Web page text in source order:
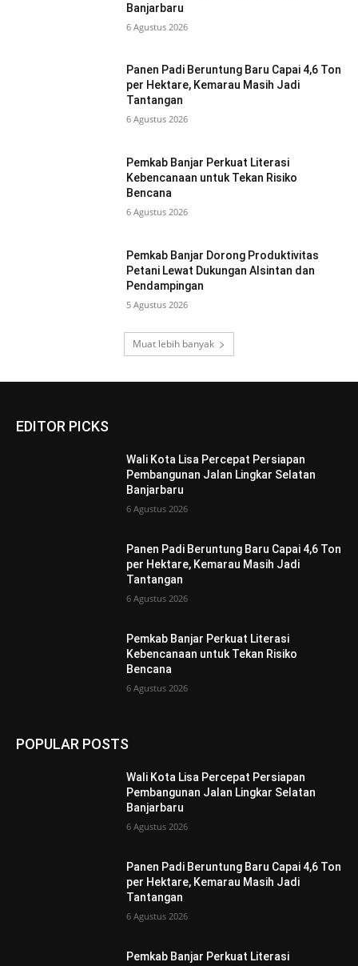
Banjarbaru
6 Agustus 2026
Panen Padi Beruntung Baru Capai 4,6 Ton
per Hektare, Kemarau Masih Jadi
Tantangan
6 Agustus 2026
Pemkab Banjar Perkuat Literasi
Kebencanaan untuk Tekan Risiko
Bencana
6 Agustus 2026
Pemkab Banjar Dorong Produktivitas
Petani Lewat Dukungan Alsintan dan
Pendampingan
5 Agustus 2026
Muat lebih banyak
EDITOR PICKS
Wali Kota Lisa Percepat Persiapan
Pembangunan Jalan Lingkar Selatan
Banjarbaru
6 Agustus 2026
Panen Padi Beruntung Baru Capai 4,6 Ton
per Hektare, Kemarau Masih Jadi
Tantangan
6 Agustus 2026
Pemkab Banjar Perkuat Literasi
Kebencanaan untuk Tekan Risiko
Bencana
6 Agustus 2026
POPULAR POSTS
Wali Kota Lisa Percepat Persiapan
Pembangunan Jalan Lingkar Selatan
Banjarbaru
6 Agustus 2026
Panen Padi Beruntung Baru Capai 4,6 Ton
per Hektare, Kemarau Masih Jadi
Tantangan
6 Agustus 2026
Pemkab Banjar Perkuat Literasi